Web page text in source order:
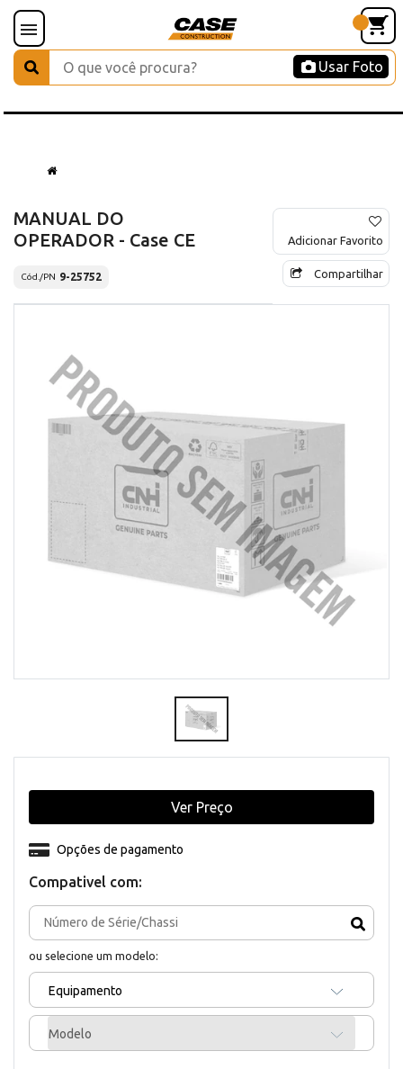
Usar Foto
MANUAL DO
OPERADOR - Case CE
Cód./PN 9-25752
Adicionar Favorito
Compartilhar
Compativel com:
ou selecione um modelo:
Equipamento
Modelo
Opções de pagamento
Ver Preço